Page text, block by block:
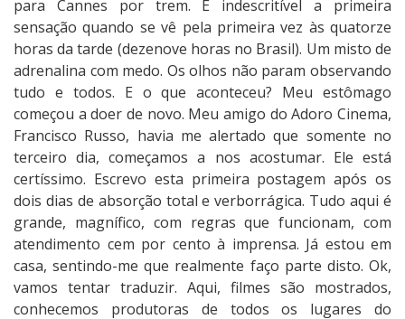
e
s
para Cannes por trem. É indescritível a primeira
sensação quando se vê pela primeira vez às quatorze
horas da tarde (dezenove horas no Brasil). Um misto de
adrenalina com medo. Os olhos não param observando
tudo e todos. E o que aconteceu? Meu estômago
começou a doer de novo. Meu amigo do Adoro Cinema,
Francisco Russo, havia me alertado que somente no
terceiro dia, começamos a nos acostumar. Ele está
certíssimo. Escrevo esta primeira postagem após os
dois dias de absorção total e verborrágica. Tudo aqui é
grande, magnífico, com regras que funcionam, com
atendimento cem por cento à imprensa. Já estou em
casa, sentindo-me que realmente faço parte disto. Ok,
vamos tentar traduzir. Aqui, filmes são mostrados,
conhecemos produtoras de todos os lugares do